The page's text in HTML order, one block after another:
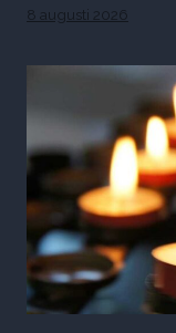
8 augusti 2026